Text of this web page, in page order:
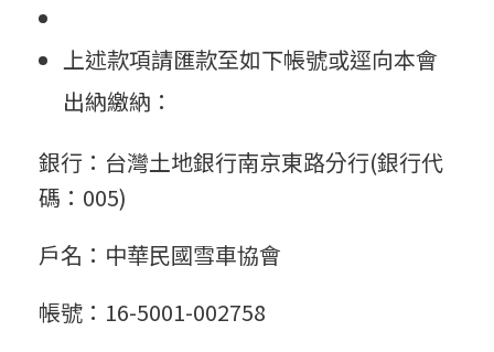
繳
費
公
告
上述款項請匯款至如下帳號或逕向本會
出納繳納：
銀行：台灣土地銀行南京東路分行(銀行代
碼：005)
戶名：中華民國雪車協會
帳號：16-5001-002758